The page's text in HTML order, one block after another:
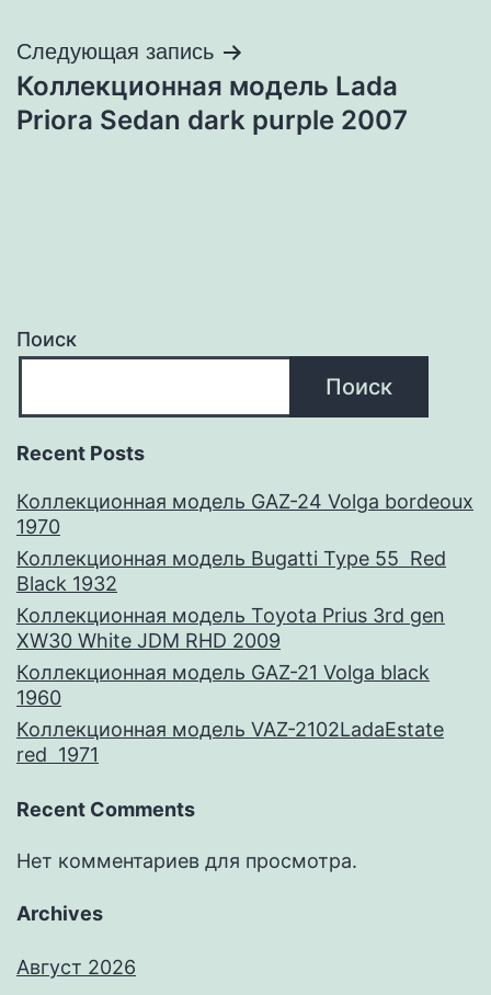
Следующая запись
Коллекционная модель Lada
Priora Sedan dark purple 2007
Поиск
Поиск
Recent Posts
Коллекционная модель GAZ-24 Volga bordeoux
1970
Коллекционная модель Bugatti Type 55 Red
Black 1932
Коллекционная модель Toyota Prius 3rd gen
XW30 White JDM RHD 2009
Коллекционная модель GAZ-21 Volga black
1960
Коллекционная модель VAZ-2102LadaEstate
red 1971
Recent Comments
Нет комментариев для просмотра.
Archives
Август 2026